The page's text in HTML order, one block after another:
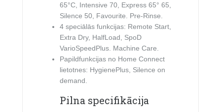
65°C, Intensive 70, Express 65° 65,
Silence 50, Favourite. Pre-Rinse.
4 speciālās funkcijas: Remote Start,
Extra Dry, HalfLoad, SpoD
VarioSpeedPlus. Machine Care.
Papildfunkcijas no Home Connect
lietotnes: HygienePlus, Silence on
demand.
Pilna specifikācija